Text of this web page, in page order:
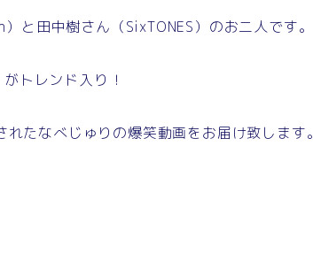
と田中樹さん（SixTONES）のお二人です。
トレンド入り！
たなべじゅりの爆笑動画をお届け致します。